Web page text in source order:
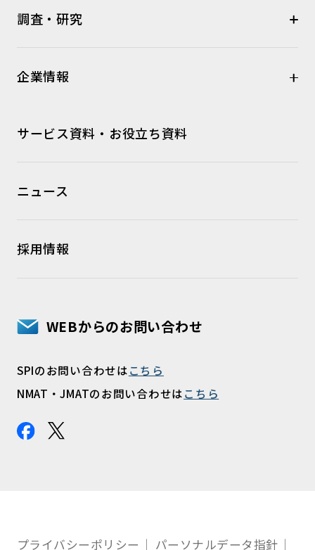
調査・研究
企業情報
サービス資料・お役立ち資料
ニュース
採用情報
WEBからのお問い合わせ
SPIのお問い合わせはこちら
NMAT・JMATのお問い合わせはこちら
プライバシーポリシー パーソナルデータ指針